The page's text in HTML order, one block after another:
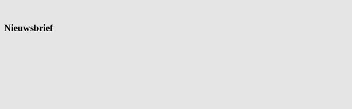
Nieuwsbrief